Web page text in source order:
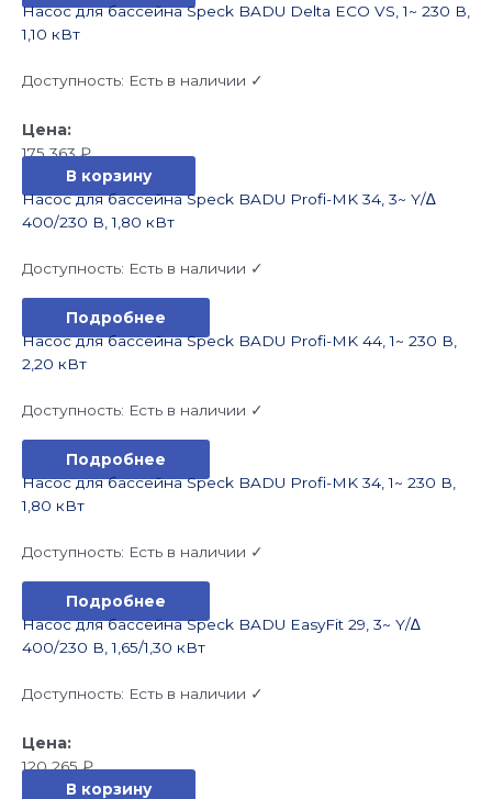
Насос для бассейна Speck BADU Delta ECO VS, 1~ 230 В,
1,10 кВт
Доступность: Есть в наличии ✓
175 363₽
В корзину
Насос для бассейна Speck BADU Profi-MK 34, 3~ Y/∆
400/230 В, 1,80 кВт
Доступность: Есть в наличии ✓
Подробнее
Насос для бассейна Speck BADU Profi-MK 44, 1~ 230 В,
2,20 кВт
Доступность: Есть в наличии ✓
Подробнее
Насос для бассейна Speck BADU Profi-MK 34, 1~ 230 В,
1,80 кВт
Доступность: Есть в наличии ✓
Подробнее
Насос для бассейна Speck BADU EasyFit 29, 3~ Y/∆
400/230 В, 1,65/1,30 кВт
Доступность: Есть в наличии ✓
120 265₽
В корзину